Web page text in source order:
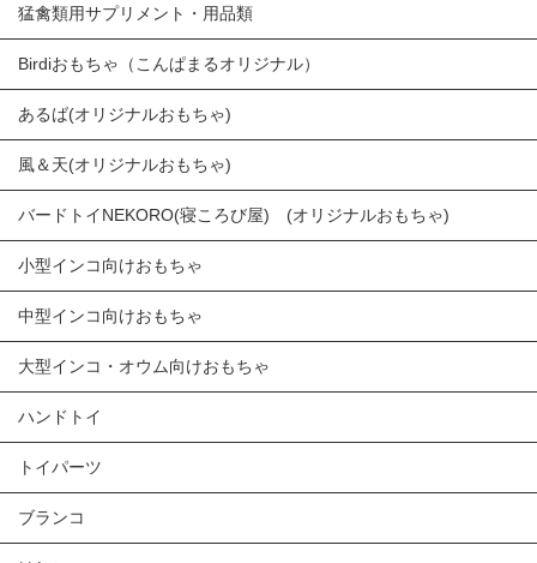
猛禽類用サプリメント・用品類
Birdiおもちゃ（こんぱまるオリジナル）
あるば(オリジナルおもちゃ)
風＆天(オリジナルおもちゃ)
バードトイNEKORO(寝ころび屋) (オリジナルおもちゃ)
小型インコ向けおもちゃ
中型インコ向けおもちゃ
大型インコ・オウム向けおもちゃ
ハンドトイ
トイパーツ
ブランコ